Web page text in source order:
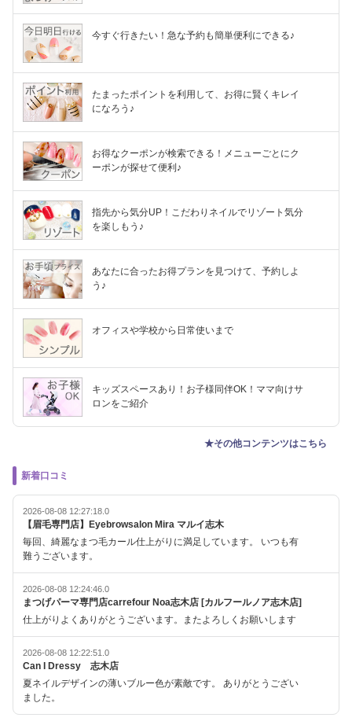
今すぐ行きたい！急な予約も簡単便利にできる♪
たまったポイントを利用して、お得に賢くキレイ
になろう♪
お得なクーポンが検索できる！メニューごとにク
ーポンが探せて便利♪
指先から気分UP！こだわりネイルでリゾート気分
を楽しもう♪
あなたに合ったお得プランを見つけて、予約しよ
う♪
オフィスや学校から日常使いまで
キッズスペースあり！お子様同伴OK！ママ向けサ
ロンをご紹介
★その他コンテンツはこちら
新着口コミ
2026-08-08 12:27:18.0
【眉毛専門店】Eyebrowsalon Mira マルイ志木
毎回、綺麗なまつ毛カール仕上がりに満足しています。 いつも有
難うございます。
2026-08-08 12:24:46.0
まつげパーマ専門店carrefour Noa志木店 [カルフールノア志木店]
仕上がりよくありがとうございます。またよろしくお願いします
2026-08-08 12:22:51.0
Can I Dressy 志木店
夏ネイルデザインの薄いブルー色が素敵です。 ありがとうござい
ました。